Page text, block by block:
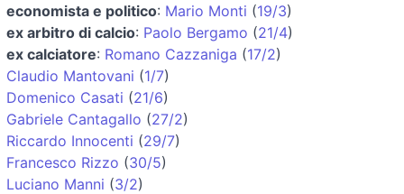
economista e politico: Mario Monti (19/3)
ex arbitro di calcio: Paolo Bergamo (21/4)
ex calciatore: Romano Cazzaniga (17/2)
Claudio Mantovani (1/7)
Domenico Casati (21/6)
Gabriele Cantagallo (27/2)
Riccardo Innocenti (29/7)
Francesco Rizzo (30/5)
Luciano Manni (3/2)